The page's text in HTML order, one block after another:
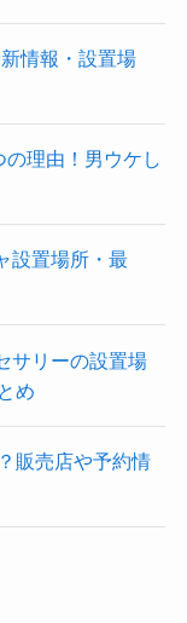
情報・設置場
理由！男ウケし
設置場所・最
サリーの設置場
め
販売店や予約情